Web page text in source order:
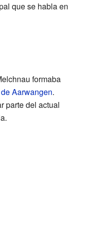
que se habla en
formaba
Aarwangen.
parte del actual